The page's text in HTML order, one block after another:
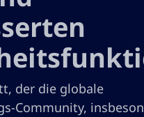
der die globale
Community,